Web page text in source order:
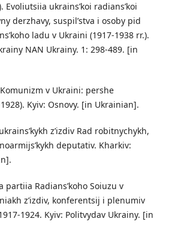
Evoliutsiia ukrains’koi radians’koi
derzhavy, suspil’stva i osoby pid
ladu v Ukraini (1917-1938 rr.).
NAN Ukrainy. 1: 298-489. [in
Komunizm v Ukraini: pershe
Kyiv: Osnovy. [in Ukrainian].
z’izdiv Rad robitnychykh,
deputativ. Kharkiv:
partiia Radians’koho Soiuzu v
z’izdiv, konferentsij i plenumiv
1924. Kyiv: Politvydav Ukrainy. [in